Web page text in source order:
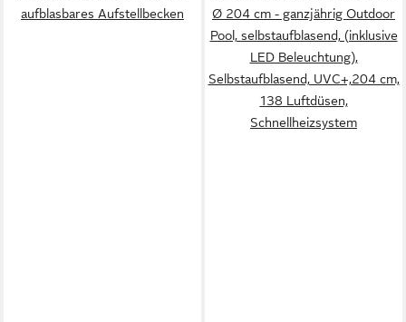
aufblasbares Aufstellbecken
Ø 204 cm - ganzjährig Outdoor
Pool, selbstaufblasend, (inklusive
LED Beleuchtung),
Selbstaufblasend, UVC+,204 cm,
138 Luftdüsen,
Schnellheizsystem